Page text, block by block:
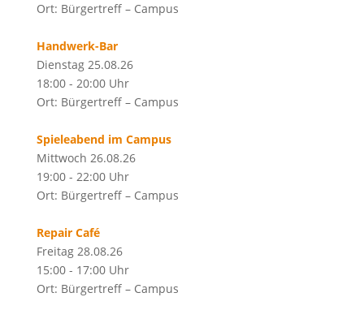
Ort: Bürgertreff – Campus
Handwerk-Bar
Dienstag 25.08.26
18:00 - 20:00 Uhr
Ort: Bürgertreff – Campus
Spieleabend im Campus
Mittwoch 26.08.26
19:00 - 22:00 Uhr
Ort: Bürgertreff – Campus
Repair Café
Freitag 28.08.26
15:00 - 17:00 Uhr
Ort: Bürgertreff – Campus